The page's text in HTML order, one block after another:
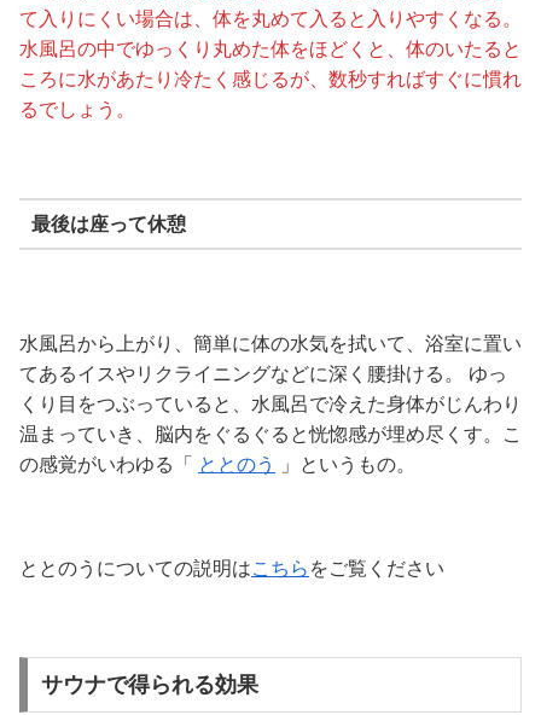
て入りにくい場合は、体を丸めて入ると入りやすくなる。
水風呂の中でゆっくり丸めた体をほどくと、体のいたると
ころに水があたり冷たく感じるが、数秒すればすぐに慣れ
るでしょう。
最後は座って休憩
水風呂から上がり、簡単に体の水気を拭いて、浴室に置い
てあるイスやリクライニングなどに深く腰掛ける。 ゆっ
くり目をつぶっていると、水風呂で冷えた身体がじんわり
温まっていき、脳内をぐるぐると恍惚感が埋め尽くす。こ
の感覚がいわゆる「
ととのう 」というもの。
ととのうについての説明はこちら をご覧ください
サウナで得られる効果